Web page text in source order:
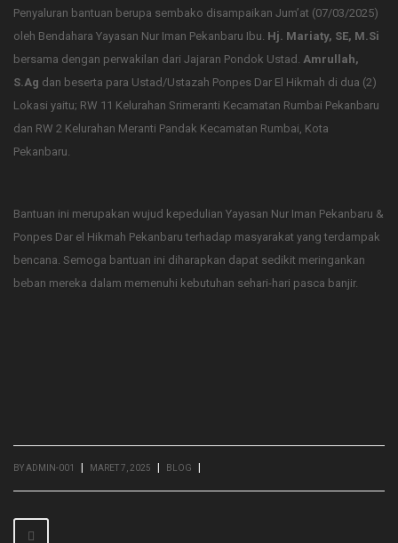
Penyaluran bantuan berupa sembako disampaikan Jum’at (07/03/2025)
oleh Bendahara Yayasan Nur Iman Pekanbaru Ibu. Hj. Mariaty, SE, M.Si
bersama dengan perwakilan dari Jajaran Pondok Ustad. Amrullah,
S.Ag dan beserta para Ustad/Ustazah Ponpes Dar El Hikmah di dua (2)
Lokasi yaitu; RW 11 Kelurahan Srimeranti Kecamatan Rumbai Pekanbaru
dan RW 2 Kelurahan Meranti Pandak Kecamatan Rumbai, Kota
Pekanbaru.
Bantuan ini merupakan wujud kepedulian Yayasan Nur Iman Pekanbaru &
Ponpes Dar el Hikmah Pekanbaru terhadap masyarakat yang terdampak
bencana. Semoga bantuan ini diharapkan dapat sedikit meringankan
beban mereka dalam memenuhi kebutuhan sehari-hari pasca banjir.
BY ADMIN-001 | MARET 7, 2025 | BLOG |